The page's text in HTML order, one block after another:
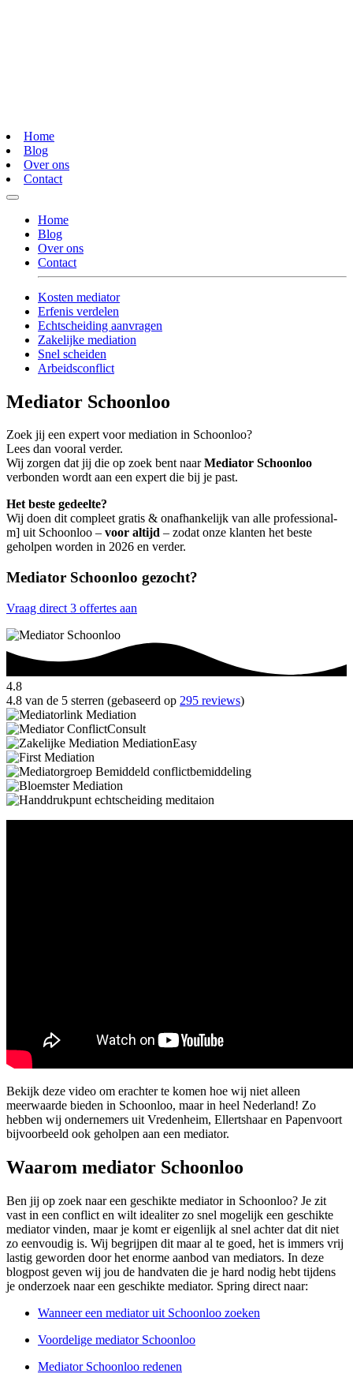
Home
Blog
Over ons
Contact
Home
Blog
Over ons
Contact
Kosten mediator
Erfenis verdelen
Echtscheiding aanvragen
Zakelijke mediation
Snel scheiden
Arbeidsconflict
Mediator Schoonloo
Zoek jij een expert voor mediation in Schoonloo?
Lees dan vooral verder.
Wij zorgen dat jij die op zoek bent naarMediator Schoonloo
verbonden wordt aan een expert die bij je past.
Het beste gedeelte?
Wij doen dit compleet gratis & onafhankelijk van alle professional-
m] uit Schoonloo – voor altijd – zodat onze klanten het beste
geholpen worden in 2026 en verder.
Mediator Schoonloo gezocht?
Vraag direct 3 offertes aan
4.8
4.8 van de 5 sterren (gebaseerd op 295 reviews)
Bekijk deze video om erachter te komen hoe wij niet alleen
meerwaarde bieden in Schoonloo, maar in heel Nederland! Zo
hebben wij ondernemers uit Vredenheim, Ellertshaar en Papenvoort
bijvoorbeeld ook geholpen aan een mediator.
Waarom mediator Schoonloo
Ben jij op zoek naar een geschikte mediator in Schoonloo? Je zit
vast in een conflict en wilt idealiter zo snel mogelijk een geschikte
mediator vinden, maar je komt er eigenlijk al snel achter dat dit niet
zo eenvoudig is. Wij begrijpen dit maar al te goed, het is immers vrij
lastig geworden door het enorme aanbod van mediators. In deze
blogpost geven wij jou de handvaten die je hard nodig hebt tijdens
je onderzoek naar een geschikte mediator. Spring direct naar:
Wanneer een mediator uit Schoonloo zoeken
Voordelige mediator Schoonloo
Mediator Schoonloo redenen